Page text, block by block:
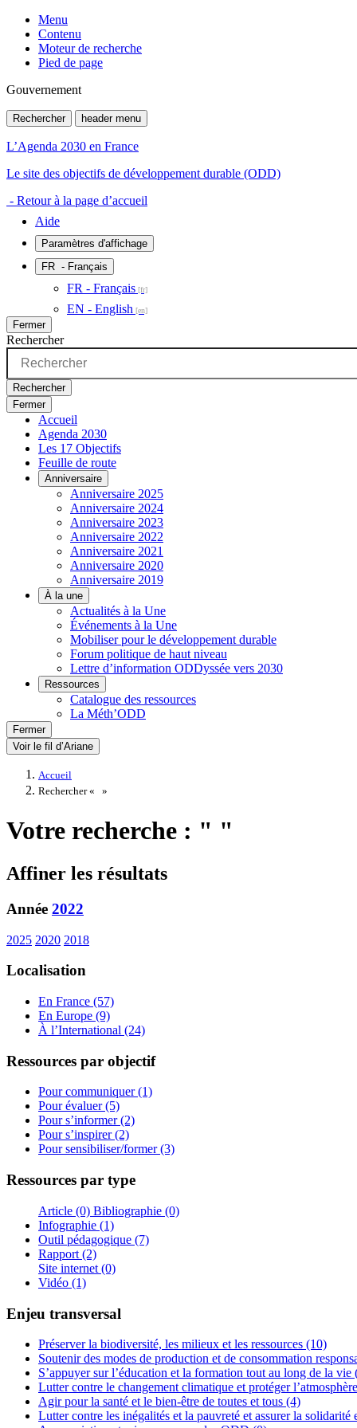
Menu
Contenu
Moteur de recherche
Pied de page
Gouvernement
Rechercher header menu
L’Agenda 2030 en France
Le site des objectifs de développement durable (ODD)
- Retour à la page d’accueil
Aide
Paramètres d'affichage
FR - Français
FR - Français
EN - English
Fermer
Rechercher
Rechercher
Fermer
Accueil
Agenda 2030
Les 17 Objectifs
Feuille de route
Anniversaire
Anniversaire 2025
Anniversaire 2024
Anniversaire 2023
Anniversaire 2022
Anniversaire 2021
Anniversaire 2020
Anniversaire 2019
À la une
Actualités à la Une
Événements à la Une
Mobiliser pour le développement durable
Forum politique de haut niveau
Lettre d’information ODDyssée vers 2030
Ressources
Catalogue des ressources
La Méth’ODD
Fermer
Voir le fil d’Ariane
Accueil
Rechercher «
»
Votre recherche : " "
Affiner les résultats
Année 2022
2025 2020 2018
Localisation
En France (57)
En Europe (9)
À l’International (24)
Ressources par objectif
Pour communiquer (1)
Pour évaluer (5)
Pour s’informer (2)
Pour s’inspirer (2)
Pour sensibiliser/former (3)
Ressources par type
Article (0) Bibliographie (0)
Infographie (1)
Outil pédagogique (7)
Rapport (2)
Site internet (0)
Vidéo (1)
Enjeu transversal
Préserver la biodiversité, les milieux et les ressources (10)
Soutenir des modes de production et de consommation
S’appuyer sur l’éducation et la formation tout au long de la vie
Lutter contre le changement climatique et protéger
Agir pour la santé et le bien-être de toutes et tous (4)
Lutter contre les inégalités et la pauvreté et assurer la solidarité